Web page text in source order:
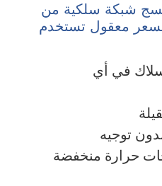
شبكة سلكية من
بسعر معقول تستخدم
في أي
توجيه
حرارة منخفضة